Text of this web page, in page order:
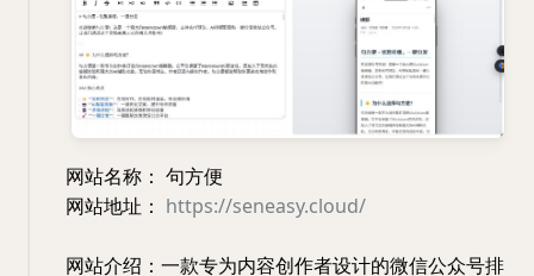
网站名称： 句方便
网站地址： https://seneasy.cloud/
网站介绍：一款专为内容创作者设计的微信公众号排